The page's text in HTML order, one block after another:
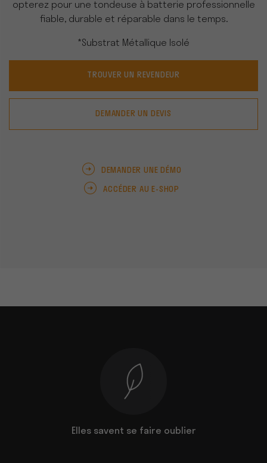
opterez pour une tondeuse à batterie professionnelle
fiable, durable et réparable dans le temps.
*Substrat Métallique Isolé
TROUVER UN REVENDEUR
DEMANDER UN DEVIS
DEMANDER UNE DÉMO
ACCÉDER AU E-SHOP
Elles savent se faire oublier